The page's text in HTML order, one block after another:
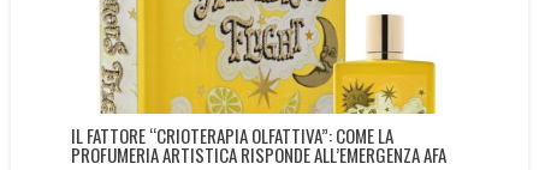
IL FATTORE “CRIOTERAPIA OLFATTIVA”: COME LA
PROFUMERIA ARTISTICA RISPONDE ALL’EMERGENZA AFA